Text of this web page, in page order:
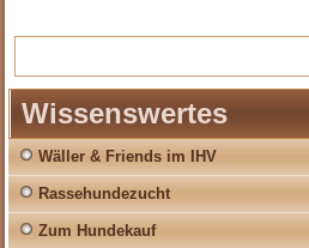
Wissenswertes
Wäller & Friends im IHV
Rassehundezucht
Zum Hundekauf